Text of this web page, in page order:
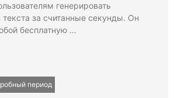
генерировать
за считанные секунды. Он
бесплатную …
период